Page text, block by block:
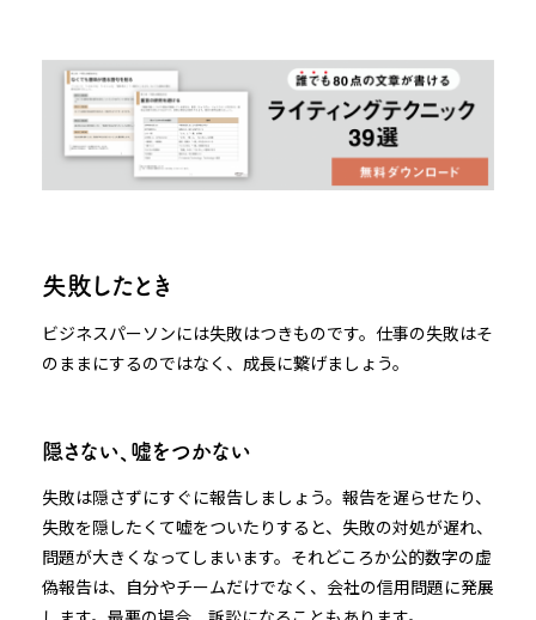
失敗したとき
ビジネスパーソンには失敗はつきものです。仕事の失敗はそ
のままにするのではなく、成長に繋げましょう。
隠さない、嘘をつかない
失敗は隠さずにすぐに報告しましょう。報告を遅らせたり、
失敗を隠したくて嘘をついたりすると、失敗の対処が遅れ、
問題が大きくなってしまいます。それどころか公的数字の虚
偽報告は、自分やチームだけでなく、会社の信用問題に発展